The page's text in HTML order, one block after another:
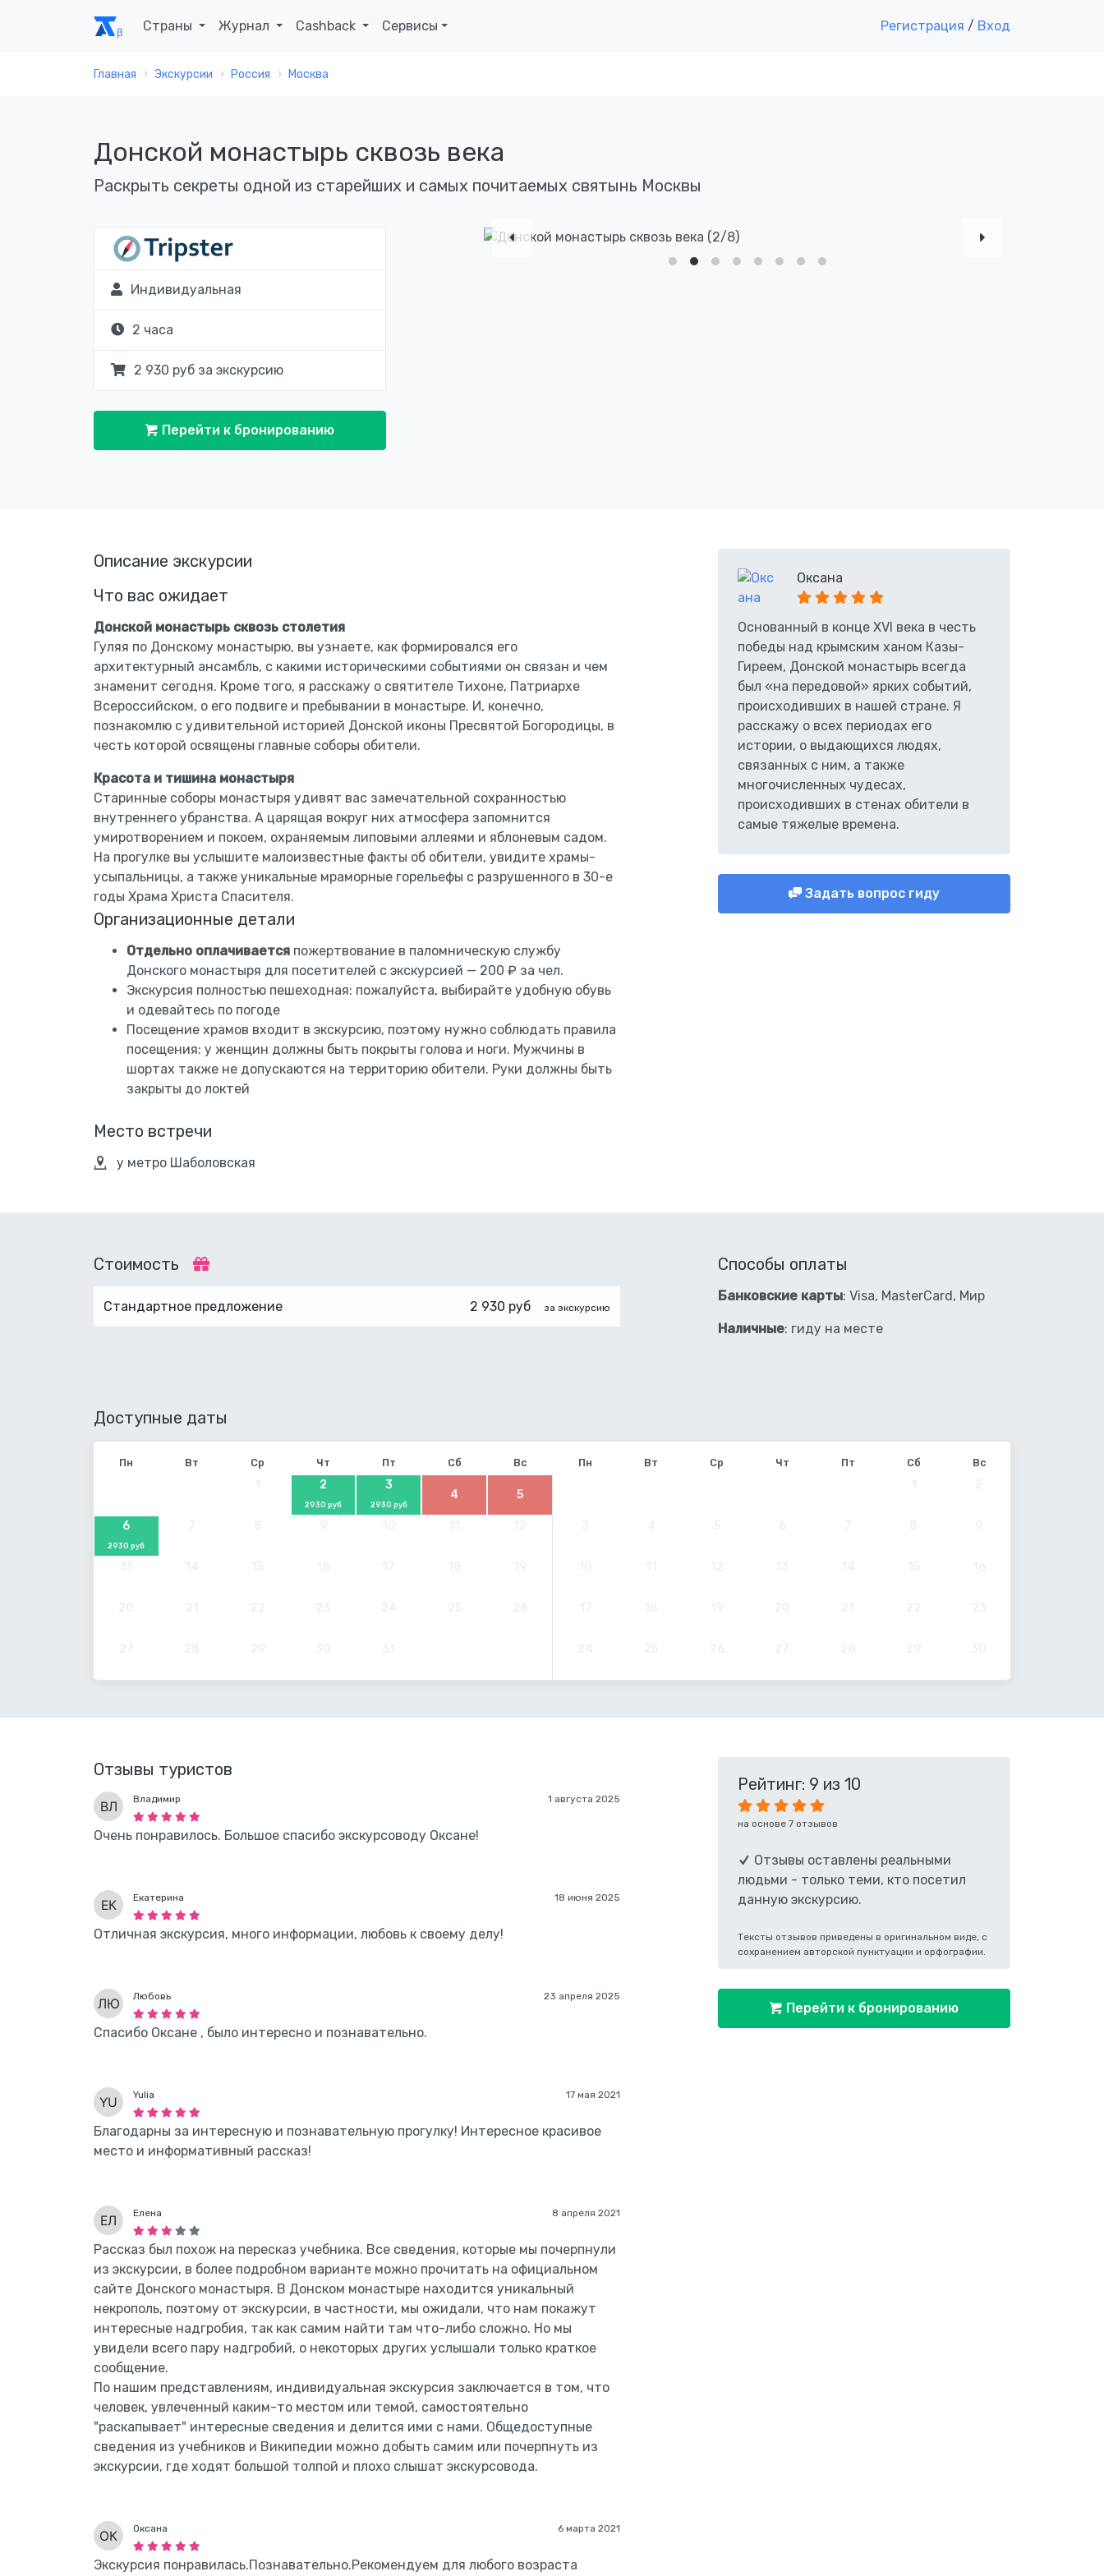
Страны Журнал Cashback Сервисы Регистрация / Вход
Главная Экскурсии Россия Москва
Донской монастырь сквозь века
Раскрыть секреты одной из старейших и самых почитаемых святынь Москвы
Индивидуальная
2 часа
2 930 руб за экскурсию
Перейти к бронированию
Описание экскурсии
Что вас ожидает
Донской монастырь сквозь столетия
Гуляя по Донскому монастырю, вы узнаете, как формировался его
архитектурный ансамбль, с какими историческими событиями он связан и чем
знаменит сегодня. Кроме того, я расскажу о святителе Тихоне, Патриархе
Всероссийском, о его подвиге и пребывании в монастыре. И, конечно,
познакомлю с удивительной историей Донской иконы Пресвятой Богородицы, в
честь которой освящены главные соборы обители.
Красота и тишина монастыря
Старинные соборы монастыря удивят вас замечательной сохранностью
внутреннего убранства. А царящая вокруг них атмосфера запомнится
умиротворением и покоем, охраняемым липовыми аллеями и яблоневым садом.
На прогулке вы услышите малоизвестные факты об обители, увидите храмы-
усыпальницы, а также уникальные мраморные горельефы с разрушенного в 30-е
годы Храма Христа Спасителя.
Организационные детали
Отдельно оплачивается пожертвование в паломническую службу
Донского монастыря для посетителей с экскурсией — 200 ₽ за чел.
Экскурсия полностью пешеходная: пожалуйста, выбирайте удобную обувь
и одевайтесь по погоде
Посещение храмов входит в экскурсию, поэтому нужно соблюдать правила
посещения: у женщин должны быть покрыты голова и ноги. Мужчины в
шортах также не допускаются на территорию обители. Руки должны быть
закрыты до локтей
Место встречи
у метро Шаболовская
Оксана
Основанный в конце XVI века в честь
победы над крымским ханом Казы-
Гиреем, Донской монастырь всегда
был «на передовой» ярких событий,
происходивших в нашей стране. Я
расскажу о всех периодах его
истории, о выдающихся людях,
связанных с ним, а также
многочисленных чудесах,
происходивших в стенах обители в
самые тяжелые времена.
Задать вопрос гиду
Стоимость
Стандартное предложение 2 930 руб за экскурсию
Способы оплаты
Банковские карты: Visa, MasterCard, Мир
Наличные: гиду на месте
Доступные даты
Октябрь Ноябрь
Пн Вт Ср Чт Пт Сб Вс Пн Вт Ср Чт Пт Сб Вс
2
2930 руб
3
2930 руб
4 5
6
2930 руб
Отзывы туристов
1 августа 2025
Владимир
Очень понравилось. Большое спасибо экскурсоводу Оксане!
18 июня 2025
Екатерина
Отличная экскурсия, много информации, любовь к своему делу!
23 апреля 2025
Любовь
Спасибо Оксане , было интересно и познавательно.
17 мая 2021
Yulia
Благодарны за интересную и познавательную прогулку! Интересное красивое
место и информативный рассказ!
8 апреля 2021
Елена
Рассказ был похож на пересказ учебника. Все сведения, которые мы почерпнули
из экскурсии, в более подробном варианте можно прочитать на официальном
сайте Донского монастыря. В Донском монастыре находится уникальный
некрополь, поэтому от экскурсии, в частности, мы ожидали, что нам покажут
интересные надгробия, так как самим найти там что-либо сложно. Но мы
увидели всего пару надгробий, о некоторых других услышали только краткое
сообщение.
По нашим представлениям, индивидуальная экскурсия заключается в том, что
человек, увлеченный каким-то местом или темой, самостоятельно
"раскапывает" интересные сведения и делится ими с нами. Общедоступные
сведения из учебников и Википедии можно добыть самим или почерпнуть из
экскурсии, где ходят большой толпой и плохо слышат экскурсовода.
6 марта 2021
Оксана
Экскурсия понравилась.Познавательно.Рекомендуем для любого возраста
Рейтинг: 9 из 10
на основе 7 отзывов
Отзывы оставлены реальными
людьми - только теми, кто посетил
данную экскурсию.
Тексты отзывов приведены в оригинальном виде, с
сохранением авторской пунктуации и орфографии.
Перейти к бронированию